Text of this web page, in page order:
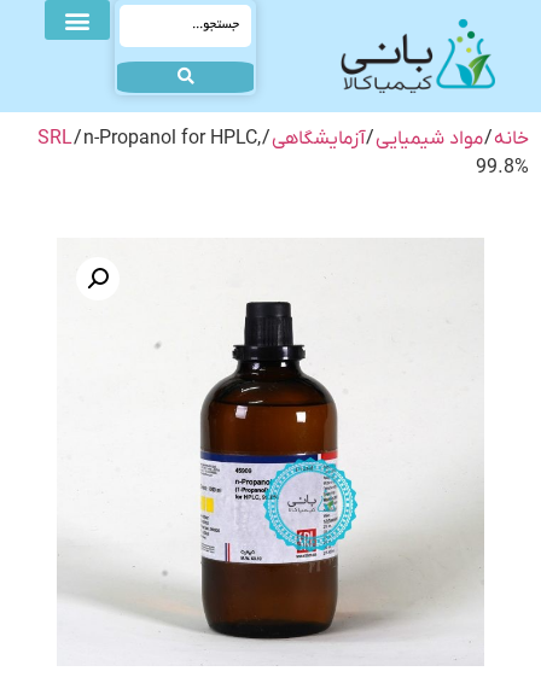
خانه/مواد شیمیایی/آزمایشگاهی/
SRL/ n-Propanol for HPLC,
99.8%